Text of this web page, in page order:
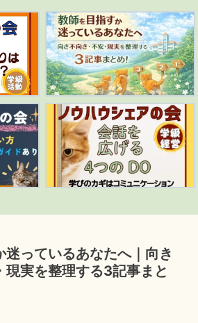
迷っているあなたへ｜向き
現実を整理する3記事まと